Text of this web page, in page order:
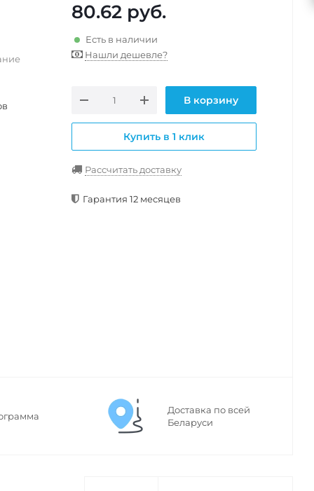
80.62 руб.
Есть в наличии
Нашли дешевле?
В корзину
Купить в 1 клик
Рассчитать доставку
Гарантия 12 месяцев
Доставка по всей
Беларуси